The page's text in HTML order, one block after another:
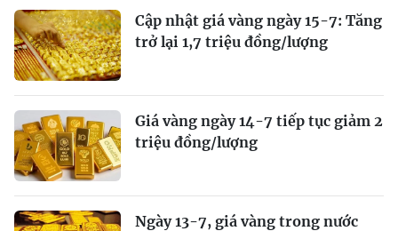
Cập nhật giá vàng ngày 15-7: Tăng
trở lại 1,7 triệu đồng/lượng
Giá vàng ngày 14-7 tiếp tục giảm 2
triệu đồng/lượng
Ngày 13-7, giá vàng trong nước